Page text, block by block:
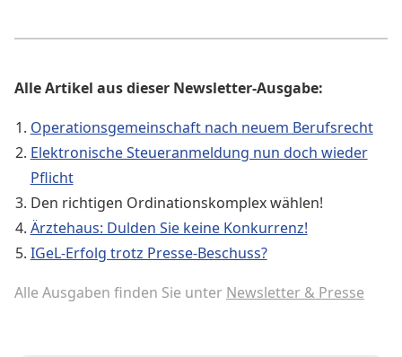
Alle Artikel aus dieser Newsletter-Ausgabe:
Operationsgemeinschaft nach neuem Berufsrecht
Elektronische Steueranmeldung nun doch wieder
Pflicht
Den richtigen Ordinationskomplex wählen!
Ärztehaus: Dulden Sie keine Konkurrenz!
IGeL-Erfolg trotz Presse-Beschuss?
Alle Ausgaben finden Sie unter Newsletter & Presse